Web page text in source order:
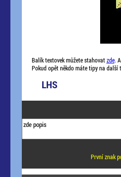
Balík textovek můžete stahovatzde.
Pokud opět někdo máte tipy na další
LHS
První znak